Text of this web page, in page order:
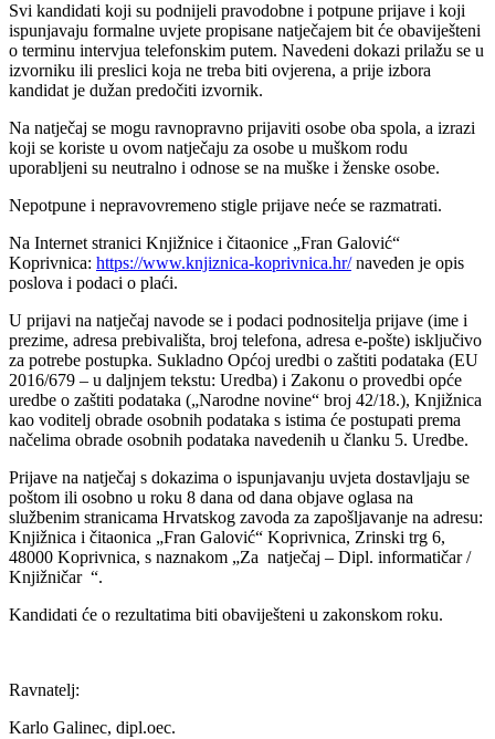
Svi kandidati koji su podnijeli pravodobne i potpune prijave i koji
ispunjavaju formalne uvjete propisane natječajem bit će obaviješteni
o terminu intervjua telefonskim putem. Navedeni dokazi prilažu se u
izvorniku ili preslici koja ne treba biti ovjerena, a prije izbora
kandidat je dužan predočiti izvornik.
Na natječaj se mogu ravnopravno prijaviti osobe oba spola, a izrazi
koji se koriste u ovom natječaju za osobe u muškom rodu
uporabljeni su neutralno i odnose se na muške i ženske osobe.
Nepotpune i nepravovremeno stigle prijave neće se razmatrati.
Na Internet stranici Knjižnice i čitaonice „Fran Galović“
Koprivnica: https://www.knjiznica-koprivnica.hr/naveden je opis
poslova i podaci o plaći.
U prijavi na natječaj navode se i podaci podnositelja prijave (ime i
prezime, adresa prebivališta, broj telefona, adresa e-pošte) isključivo
za potrebe postupka. Sukladno Općoj uredbi o zaštiti podataka (EU
2016/679 – u daljnjem tekstu: Uredba) i Zakonu o provedbi opće
uredbe o zaštiti podataka („Narodne novine“ broj 42/18.), Knjižnica
kao voditelj obrade osobnih podataka s istima će postupati prema
načelima obrade osobnih podataka navedenih u članku 5. Uredbe.
Prijave na natječaj s dokazima o ispunjavanju uvjeta dostavljaju se
poštom ili osobno u roku 8 dana od dana objave oglasa na
službenim stranicama Hrvatskog zavoda za zapošljavanje na adresu:
Knjižnica i čitaonica „Fran Galović“ Koprivnica, Zrinski trg 6,
48000 Koprivnica, s naznakom „Za natječaj – Dipl. informatičar /
Knjižničar “.
Kandidati će o rezultatima biti obaviješteni u zakonskom roku.
Ravnatelj:
Karlo Galinec, dipl.oec.